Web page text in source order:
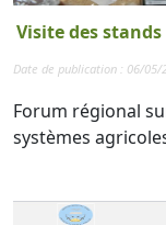
Visite des
Date de publication : 06/05/
Forum régional
systèmes